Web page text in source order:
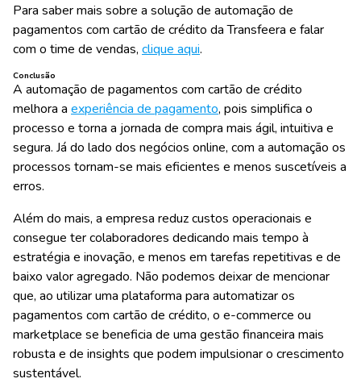
Para saber mais sobre a solução de automação de
pagamentos com cartão de crédito da Transfeera e falar
com o time de vendas, clique aqui.
Conclusão
A automação de pagamentos com cartão de crédito
melhora a experiência de pagamento, pois simplifica o
processo e torna a jornada de compra mais ágil, intuitiva e
segura. Já do lado dos negócios online, com a automação os
processos tornam-se mais eficientes e menos suscetíveis a
erros.
Além do mais, a empresa reduz custos operacionais e
consegue ter colaboradores dedicando mais tempo à
estratégia e inovação, e menos em tarefas repetitivas e de
baixo valor agregado. Não podemos deixar de mencionar
que, ao utilizar uma plataforma para automatizar os
pagamentos com cartão de crédito, o e-commerce ou
marketplace se beneficia de uma gestão financeira mais
robusta e de insights que podem impulsionar o crescimento
sustentável.